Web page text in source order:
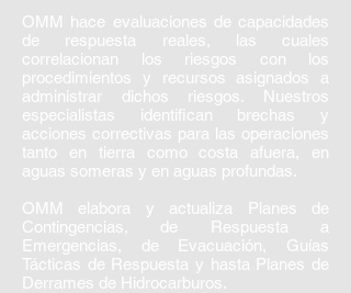
OMM hace evaluaciones de capacidades
de respuesta reales, las cuales
correlacionan los riesgos con los
procedimientos y recursos asignados a
administrar dichos riesgos. Nuestros
especialistas identifican brechas y
acciones correctivas para las operaciones
tanto en tierra como costa afuera, en
aguas someras y en aguas profundas.
OMM elabora y actualiza Planes de
Contingencias, de Respuesta a
Emergencias, de Evacuación, Guías
Tácticas de Respuesta y hasta Planes de
Derrames de Hidrocarburos.